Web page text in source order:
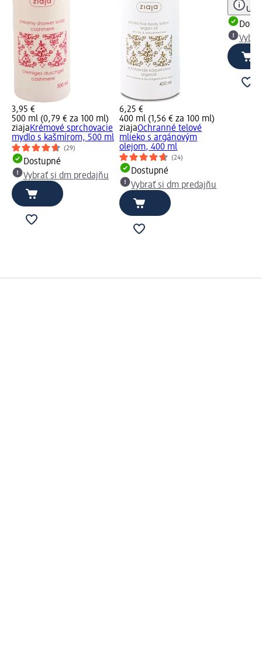
3,95 €
500 ml (0,79 € za 100 ml)
ziajaKrémové sprchovacie
mydlo s kašmírom, 500 ml
(29)
Dostupné
Vybrať si dm predajňu
6,25 €
400 ml (1,56 € za 100 ml)
ziajaOchranné telové
mlieko s argánovým
olejom, 400 ml
(24)
Dostupné
Vybrať si dm predajňu